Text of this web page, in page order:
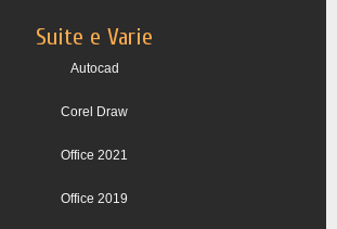
Suite e Varie
Autocad
Corel Draw
Office 2021
Office 2019